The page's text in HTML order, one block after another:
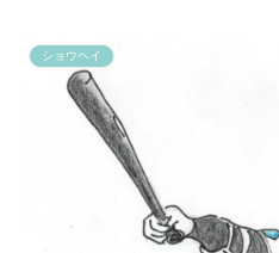
ショウヘイ